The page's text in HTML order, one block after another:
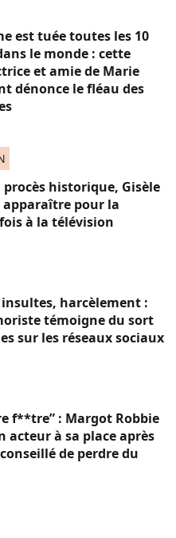
est tuée toutes les 10
le monde : cette
et amie de Marie
dénonce le fléau des
procès historique, Gisèle
apparaître pour la
à la télévision
insultes, harcèlement :
témoigne du sort
sur les réseaux sociaux
f**tre” : Margot Robbie
acteur à sa place après
de perdre du